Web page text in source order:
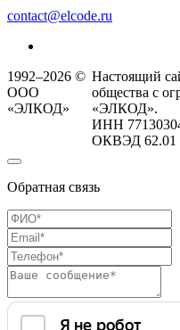
contact@elcode.ru
1992–2026 ©
ООО
«ЭЛКОД»
Настоящий
общества с
«ЭЛКОД».
ИНН
ОКВЭД 62.01
Обратная связь